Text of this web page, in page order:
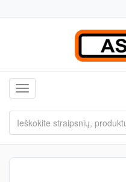
Toggle navigation